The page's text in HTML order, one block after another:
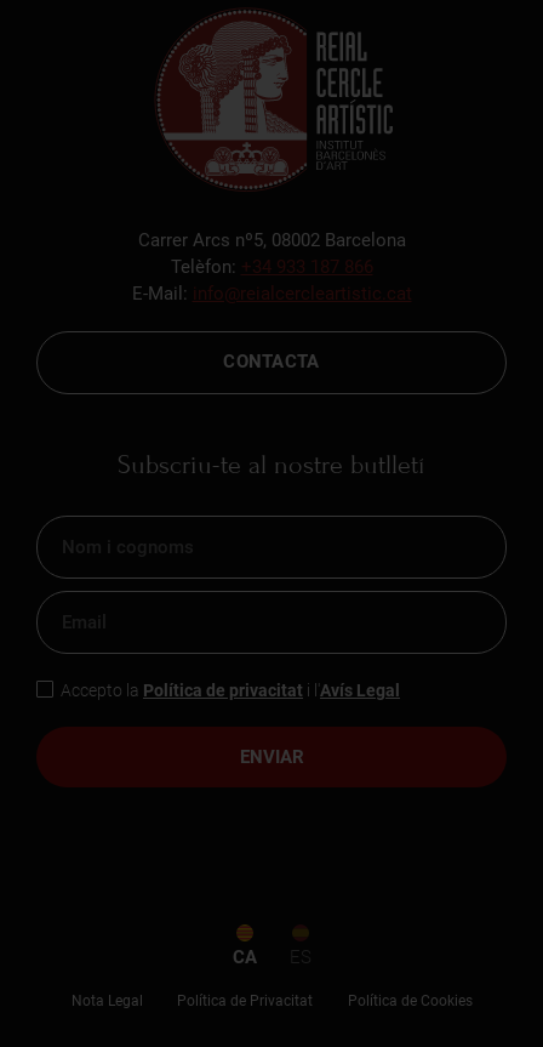
Carrer Arcs nº5, 08002 Barcelona
Telèfon: +34 933 187 866
E-Mail: info@reialcercleartistic.cat
CONTACTA
Subscriu-te al nostre butlletí
ENVIAR
Accepto la Política de privacitat i l'Avís Legal
CA ES
Nota Legal Política de Privacitat Política de Cookies